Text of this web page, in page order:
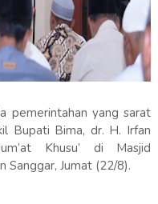
pemerintahan yang sarat
Bupati Bima, dr. H. Irfan
Khusu’ di Masjid
Sanggar, Jumat (22/8).